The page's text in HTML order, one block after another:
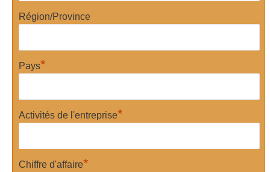
Région/Province
Pays*
Activités de l'entreprise*
Chiffre d'affaire*